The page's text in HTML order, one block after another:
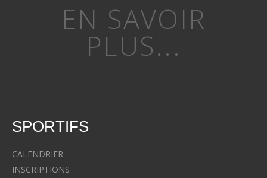
EN SAVOIR
PLUS...
SPORTIFS
CALENDRIER
INSCRIPTIONS